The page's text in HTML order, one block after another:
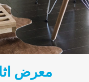
معرض